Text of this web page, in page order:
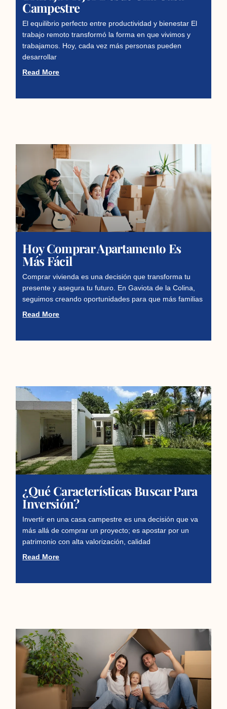
Campestre
El equilibrio perfecto entre productividad y bienestar El
trabajo remoto transformó la forma en que vivimos y
trabajamos. Hoy, cada vez más personas pueden
desarrollar
Read More
Hoy Comprar Apartamento Es
Más Fácil
Comprar vivienda es una decisión que transforma tu
presente y asegura tu futuro. En Gaviota de la Colina,
seguimos creando oportunidades para que más familias
Read More
¿Qué Características Buscar Para
Inversión?
Invertir en una casa campestre es una decisión que va
más allá de comprar un proyecto; es apostar por un
patrimonio con alta valorización, calidad
Read More